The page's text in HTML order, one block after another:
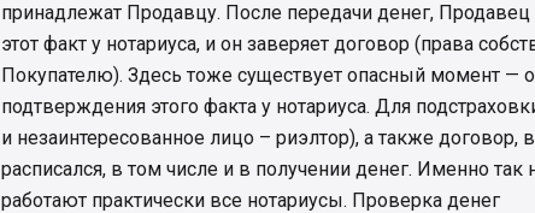
принадлежат Продавцу. После передачи денег,
этот факт у нотариуса, и он заверяет договор (права
Покупателю). Здесь тоже существует опасный момент —
подтверждения этого факта у нотариуса. Для
и незаинтересованное лицо – риэлтор), а также
расписался, в том числе и в получении денег. Именно так
работают практически все нотариусы. Проверка денег